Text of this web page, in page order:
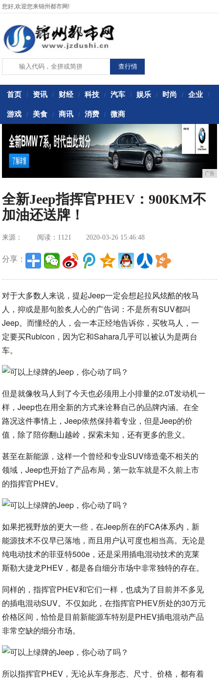
您好,欢迎您来锦州都市网!
首页 / 资讯 / 财经 / 科技 / 汽车 / 娱乐 / 时尚 / 企业 /
游戏 / 美食 / 商讯 / 消费 / 微商
广告
全新Jeep指挥官PHEV：900KM不
加油还送牌！
来源： 阅读：1121 2020-03-26 15:46:48
分享：
对于大多数人来说，提起Jeep一定会想起拉风炫酷的牧马
人，抑或是那句脍炙人心的广告词：不是所有SUV都叫
Jeep。而懂经的人，会一本正经地告诉你，买牧马人，一
定要买Rubicon，因为它和Sahara几乎可以被认为是两台
车。
但是就像牧马人到了今天也必须用上小排量的2.0T发动机一
样，Jeep也在用全新的方式来诠释自己的品牌内涵。在全
路况这件事情上，Jeep依然保持着专业，但是Jeep的价
值，除了陪你翻山越岭，探索未知，还有更多的意义。
甚至在新能源，这样一个曾经和专业SUV缔造毫不相关的
领域，Jeep也开始了产品布局，第一款车就是不久前上市
的指挥官PHEV。
如果把视野放的更大一些，在Jeep所在的FCA体系内，新
能源技术不仅早已落地，而且用户认可度也相当高。无论是
纯电动技术的菲亚特500e，还是采用插电混动技术的克莱
斯勒大捷龙PHEV，都是各自细分市场中非常独特的存在。
同样的，指挥官PHEV和它们一样，也成为了目前并不多见
的插电混动SUV。不仅如此，在指挥官PHEV所处的30万元
价格区间，恰恰是目前新能源车特别是PHEV插电混动产品
非常空缺的细分市场。
所以指挥官PHEV，无论从车身形态、尺寸、价格，都有着